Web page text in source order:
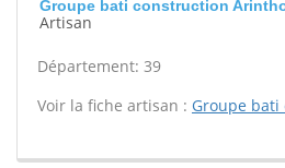
Groupe bati construction
Artisan
Département: 39
Voir la fiche artisan : Groupe